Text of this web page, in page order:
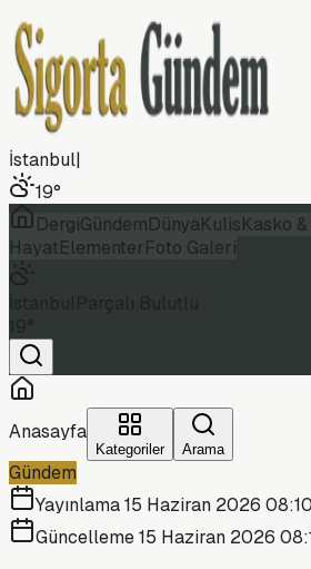
İstanbul|
19°
DergiGündemDünyaKulisKasko
HayatElementerFoto Galeri
Anasayfa
Kategoriler Arama
Gündem
Yayınlama15 Haziran 2026 08:10
Güncelleme15 Haziran 2026